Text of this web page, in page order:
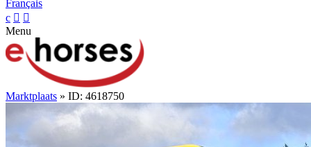
Français
c  
Menu
Marktplaats » ID: 4618750